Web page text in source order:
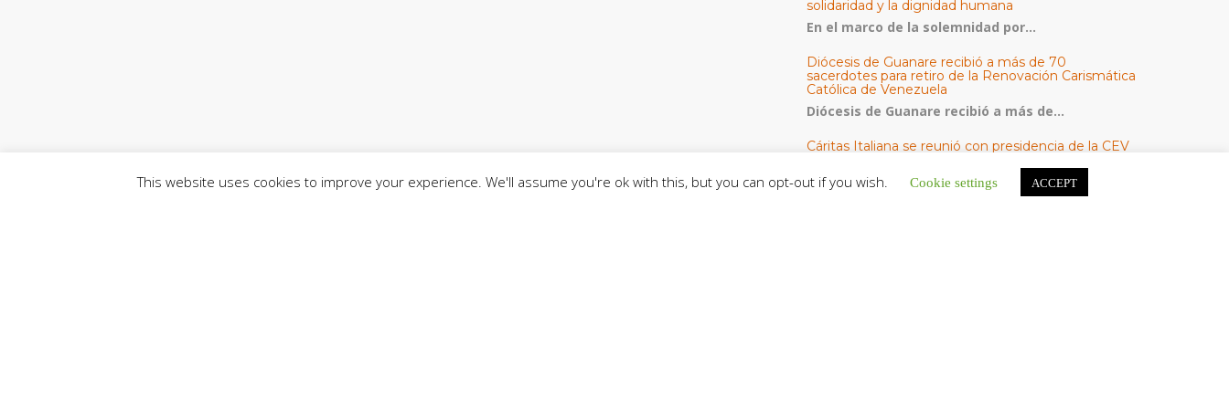
solidaridad y la dignidad humana
En el marco de la solemnidad por...
Diócesis de Guanare recibió a más de 70
sacerdotes para retiro de la Renovación Carismática
Católica de Venezuela
Diócesis de Guanare recibió a más de...
Cáritas Italiana se reunió con presidencia de la CEV
humanitario por terremotos del 24 de junio
Una delegación encabezada por el padre Marco...
This website uses cookies to improve your experience. We'll assume you're ok with this, but you can opt-out if you wish. Cookie settings ACCEPT